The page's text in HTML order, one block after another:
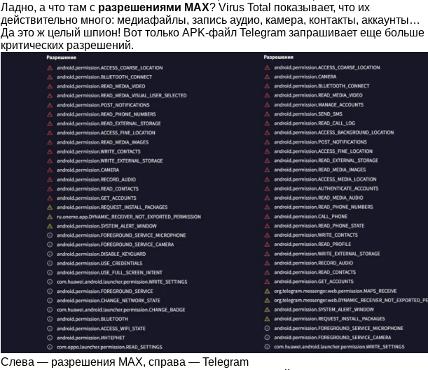
Ладно, а что там с разрешениями MAX? Virus Total показывает, что их
действительно много: медиафайлы, запись аудио, камера, контакты, аккаунты…
Да это ж целый шпион! Вот только APK-файл Telegram запрашивает еще больше
критических разрешений.
Слева — разрешения MAX, справа — Telegram